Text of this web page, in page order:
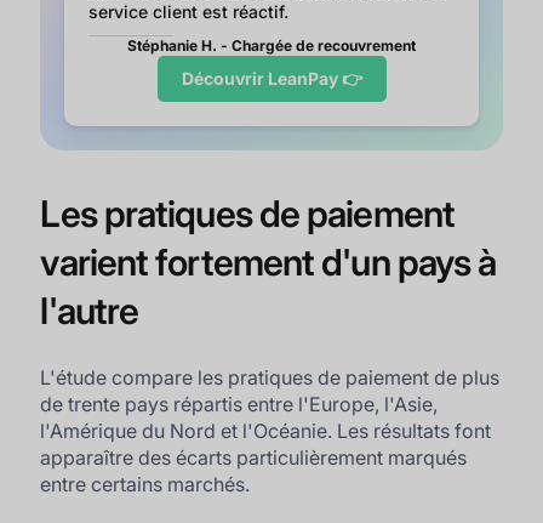
service client est réactif.
Stéphanie H. - Chargée de recouvrement
Découvrir LeanPay 👉
Les pratiques de paiement
varient fortement d'un pays à
l'autre
L'étude compare les pratiques de paiement de plus
de trente pays répartis entre l'Europe, l'Asie,
l'Amérique du Nord et l'Océanie. Les résultats font
apparaître des écarts particulièrement marqués
entre certains marchés.